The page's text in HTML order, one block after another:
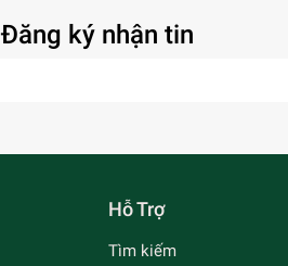
Đăng ký nhận tin
Hỗ Trợ
Tìm kiếm